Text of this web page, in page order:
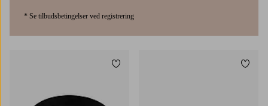
* Se tilbudsbetingelser ved registrering
Tilføj til favoritter